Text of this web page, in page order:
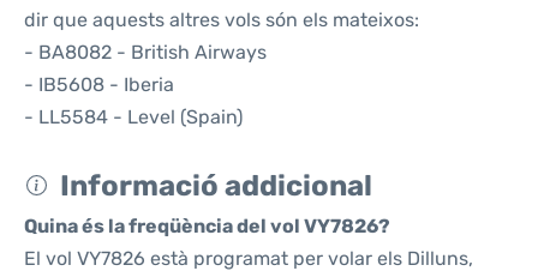
dir que aquests altres vols són els mateixos:
- BA8082 - British Airways
- IB5608 - Iberia
- LL5584 - Level (Spain)
Informació addicional
Quina és la freqüència del vol VY7826?
El vol VY7826 està programat per volar els Dilluns,